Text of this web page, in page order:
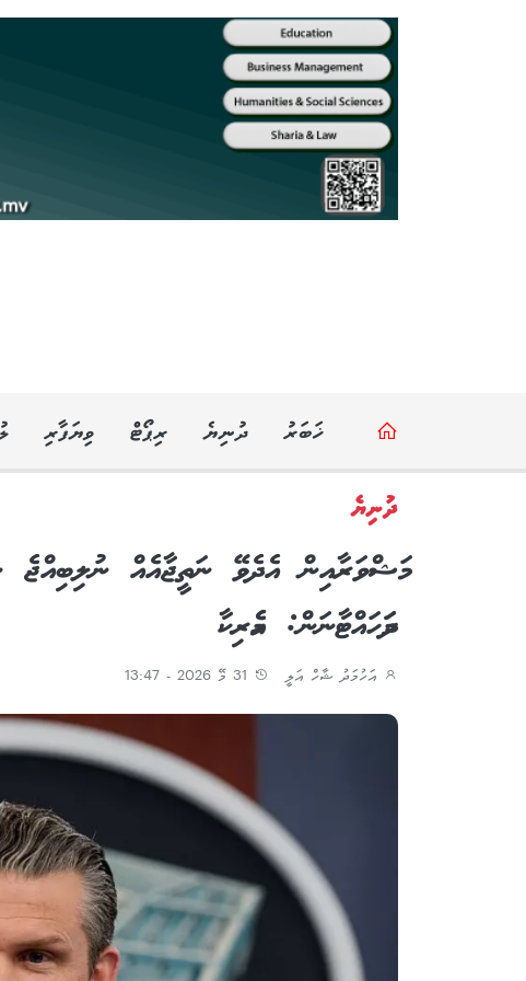
ޚަބަރު ދުނިޔެ ރިޕޯޓް ވިޔަފާރި
ދުނިޔެ
މަޝްވަރާއިން އެދެވޭ ނަތީޖާއެއް ނުލިބިއްޖެ
ދަމަހައްޓާނަން: އެމެރިކާ
އަހުމަދު ޝާހް އަލީ